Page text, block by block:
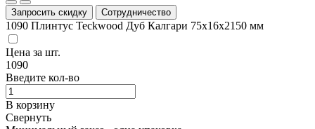
Запросить скидку Сотрудничество
1090 Плинтус Teckwood Дуб Калгари 75х16х2150 мм
Цена за шт.
1090
Введите кол-во
В корзину
Свернуть